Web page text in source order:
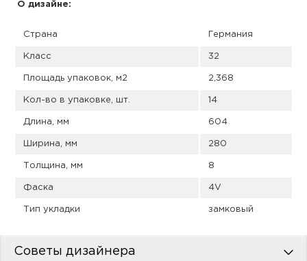
О дизайне:
Страна Германия
Класс 32
Площадь упаковок, м2 2,368
Кол-во в упаковке, шт. 14
Длина, мм 604
Ширина, мм 280
Толщина, мм 8
Фаска 4V
Тип укладки замковый
Советы дизайнера